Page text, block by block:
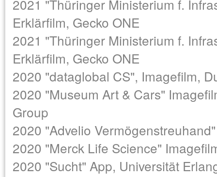
2021 "Thüringer Ministerium f.
Erklärfilm, Gecko ONE
2021 "Thüringer Ministerium f.
Erklärfilm, Gecko ONE
2020 "dataglobal CS", Imagefilm,
2020 "Museum Art & Cars"
Group
2020 "Advelio
2020 "Merck Life Science"
2020 "Sucht" App, Universität